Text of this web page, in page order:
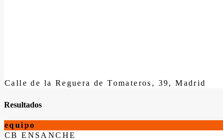
Calle de la Reguera de Tomateros, 39, Madrid
Resultados
equipo
CB ENSANCHE